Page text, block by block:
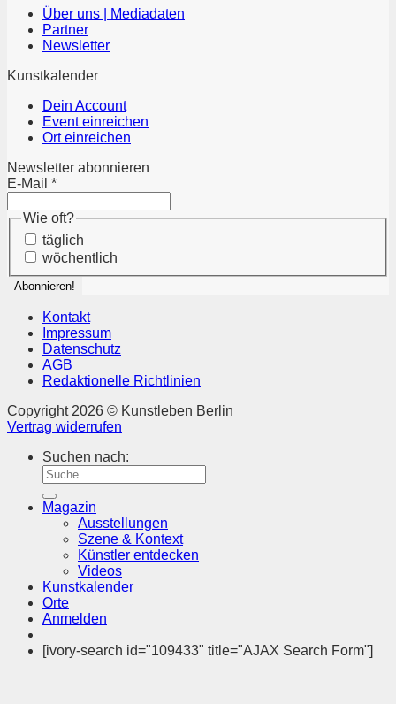
Über uns | Mediadaten
Partner
Newsletter
Kunstkalender
Dein Account
Event einreichen
Ort einreichen
Newsletter abonnieren
E-Mail *
Wie oft?
täglich
wöchentlich
Kontakt
Impressum
Datenschutz
AGB
Redaktionelle Richtlinien
Copyright 2026 © Kunstleben Berlin
Vertrag widerrufen
Suchen nach:
Magazin
Ausstellungen
Szene & Kontext
Künstler entdecken
Videos
Kunstkalender
Orte
Anmelden
[ivory-search id="109433" title="AJAX Search Form"]